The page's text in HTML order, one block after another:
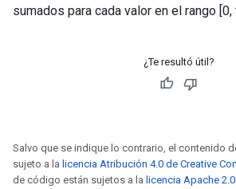
sumados para cada valor en el rango [0,
¿Te resultó útil?
Salvo que se indique lo contrario, el contenido
sujeto a la licencia Atribución 4.0 de Creative
de código están sujetos a la licencia Apache 2.0